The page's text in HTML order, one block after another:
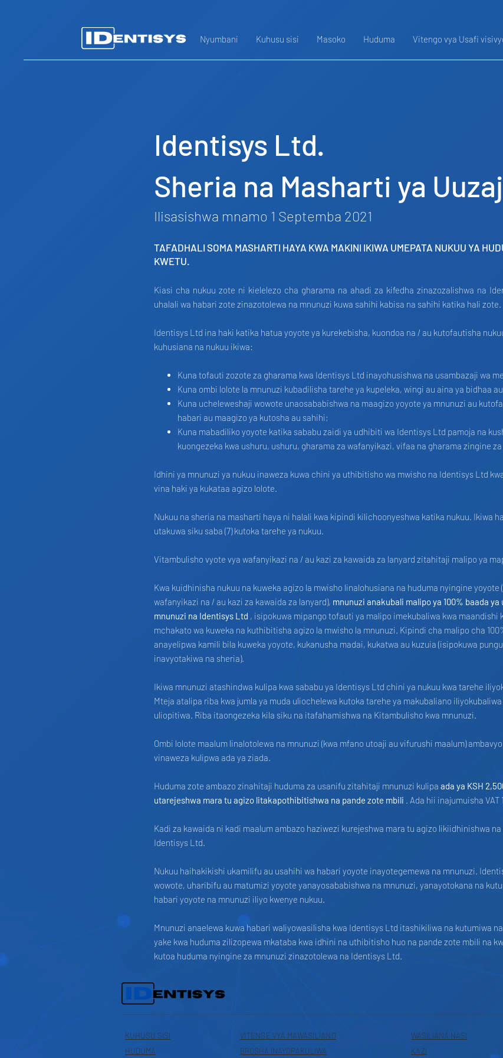
Nyumbani Kuhusu sisi Masoko Huduma Vitengo vya Usafi
Identisys Ltd.
Sheria na Masharti ya
Ilisasishwa mnamo 1 Septemba 2021
TAFADHALI SOMA MASHARTI HAYA KWA MAKINI IKIWA UMEPATA NUKUU YA
KWETU.
Kiasi cha nukuu zote ni kielelezo cha gharama na ahadi za kifedha zinazozalishwa na
uhalali wa habari zote zinazotolewa na mnunuzi kuwa sahihi kabisa na sahihi katika hali zote.
Identisys Ltd ina haki katika hatua yoyote ya kurekebisha, kuondoa na / au kutofautisha
kuhusiana na nukuu ikiwa:
Kuna tofauti zozote za gharama kwa Identisys Ltd inayohusishwa na usambazaji wa
Kuna ombi lolote la mnunuzi kubadilisha tarehe ya kupeleka, wingi au aina ya bidhaa
Kuna ucheleweshaji wowote unaosababishwa na maagizo yoyote ya mnunuzi au
habari au maagizo ya kutosha au sahihi;
Kuna mabadiliko yoyote katika sababu zaidi ya udhibiti wa Identisys Ltd pamoja na
kuongezeka kwa ushuru, ushuru, gharama za wafanyikazi, vifaa na gharama zingine
Idhini ya mnunuzi ya nukuu inaweza kuwa chini ya uthibitisho wa mwisho na Identisys Ltd
vina haki ya kukataa agizo lolote.
Nukuu na sheria na masharti haya ni halali kwa kipindi kilichoonyeshwa katika nukuu. Ikiwa
utakuwa siku saba (7) kutoka tarehe ya nukuu.
Vitambulisho vyote vya wafanyikazi na / au kazi za kawaida za lanyard zitahitaji malipo ya
Kwa kuidhinisha nukuu na kuweka agizo la mwisho linalohusiana na huduma nyingine
wafanyikazi na / au kazi za kawaida za lanyard), mnunuzi anakubali malipo ya 100% baada
mnunuzi na Identisys Ltd , isipokuwa mipango tofauti ya malipo imekubaliwa kwa maandishi
mchakato wa kuweka na kuthibitisha agizo la mwisho la mnunuzi. Kipindi cha malipo cha
anayelipwa kamili bila kuweka yoyote, kukanusha madai, kukatwa au kuzuia (isipokuwa
inavyotakiwa na sheria).
Ikiwa mnunuzi atashindwa kulipa kwa sababu ya Identisys Ltd chini ya nukuu kwa tarehe
Mteja atalipa riba kwa jumla ya muda uliochelewa kutoka tarehe ya makubaliano
uliopitiwa. Riba itaongezeka kila siku na itafahamishwa na Kitambulisho kwa mnunuzi.
Ombi lolote maalum linalotolewa na mnunuzi (kwa mfano utoaji au vifurushi maalum)
vinaweza kulipwa ada ya ziada.
Huduma zote ambazo zinahitaji huduma za usanifu zitahitaji mnunuzi kulipa ada ya KSH
utarejeshwa mara tu agizo litakapothibitishwa na pande zote mbili . Ada hii inajumuisha VAT
Kadi za kawaida ni kadi maalum ambazo haziwezi kurejeshwa mara tu agizo likiidhinishwa
Identisys Ltd.
Nukuu haihakikishi ukamilifu au usahihi wa habari yoyote inayotegemewa na mnunuzi.
wowote, uharibifu au matumizi yoyote yanayosababishwa na mnunuzi, yanayotokana na
habari yoyote na mnunuzi iliyo kwenye nukuu.
Mnunuzi anaelewa kuwa habari waliyowasilisha kwa Identisys Ltd itashikiliwa na kutumiwa
yake kwa huduma zilizopewa mkataba kwa idhini na uthibitisho huo na pande zote mbili na
kutoa huduma nyingine za mnunuzi zinazotolewa na Identisys Ltd.​
KUHUSU SISI
HUDUMA
VITENGE VYA MAWASILIANO
BROSHA INAYOPAKULIWA
WASILIANA NASI
KAZI